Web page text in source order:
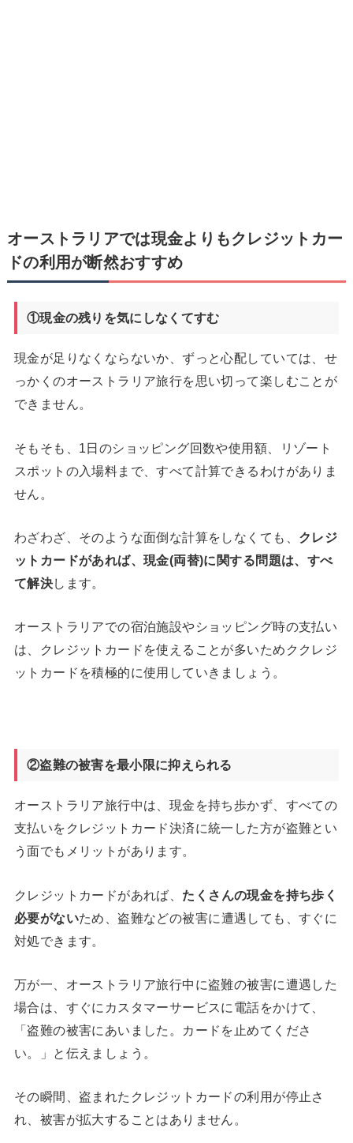
オーストラリアでは現金よりもクレジットカー
ドの利用が断然おすすめ
①現金の残りを気にしなくてすむ
現金が足りなくならないか、ずっと心配していては、せ
っかくのオーストラリア旅行を思い切って楽しむことが
できません。
そもそも、1日のショッピング回数や使用額、リゾート
スポットの入場料まで、すべて計算できるわけがありま
せん。
わざわざ、そのような面倒な計算をしなくても、 クレジ
ットカードがあれば、現金(両替)に関する問題は、すべ
て解決します。
オーストラリアでの宿泊施設やショッピング時の支払い
は、クレジットカードを使えることが多いためククレジ
ットカードを積極的に使用していきましょう。
②盗難の被害を最小限に抑えられる
オーストラリア旅行中は、現金を持ち歩かず、すべての
支払いをクレジットカード決済に統一した方が盗難とい
う面でもメリットがあります。
クレジットカードがあれば、 たくさんの現金を持ち歩く
必要がないため、盗難などの被害に遭遇しても、すぐに
対処できます。
万が一、オーストラリア旅行中に盗難の被害に遭遇した
場合は、すぐにカスタマーサービスに電話をかけて、
「盗難の被害にあいました。カードを止めてくださ
い。」と伝えましょう。
その瞬間、盗まれたクレジットカードの利用が停止さ
れ、被害が拡大することはありません。